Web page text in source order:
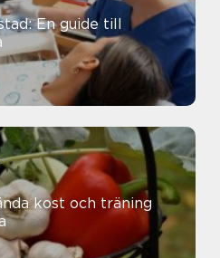
En guide till
kost och träning